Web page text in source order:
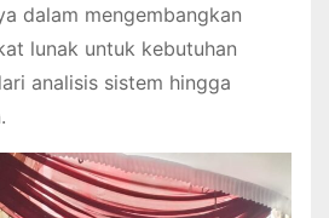
dalam mengembangkan
lunak untuk kebutuhan
analisis sistem hingga